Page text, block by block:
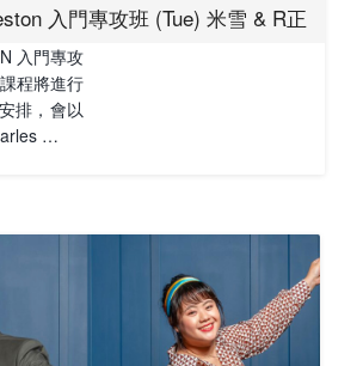
入門專攻班 (Tue) 米雪 & R正
入門專攻
程將進行
排，會以
…